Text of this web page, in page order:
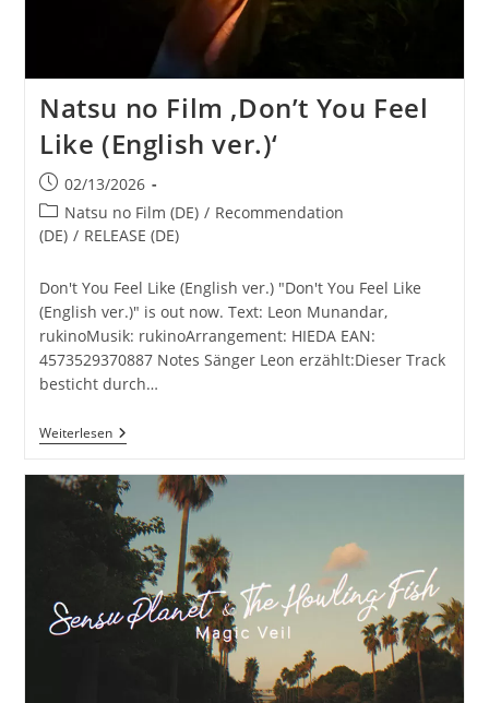
Natsu no Film ‚Don’t You Feel
Like (English ver.)‘
Beitrag
veröffentlicht:
02/13/2026
Beitrags-
Kategorie:
Natsu no Film (DE) / Recommendation
(DE) / RELEASE (DE)
Don't You Feel Like (English ver.) "Don't You Feel Like
(English ver.)" is out now. Text: Leon Munandar,
rukinoMusik: rukinoArrangement: HIEDA EAN:
4573529370887 Notes Sänger Leon erzählt:Dieser Track
besticht durch…
WeiterlesenNatsu
No
‚Don’t
You
Feel
Like
(English
Ver.)‘